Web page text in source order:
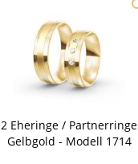
2 Eheringe / Partnerringe
Gelbgold - Modell 1714